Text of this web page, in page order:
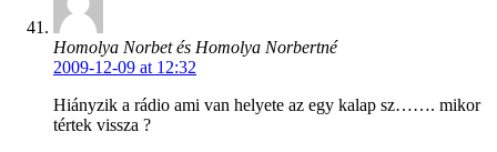
Homolya Norbet és Homolya Norbertné
2009-12-09 at 12:32
Hiányzik a rádio ami van helyete az egy kalap sz……. mikor
tértek vissza ?